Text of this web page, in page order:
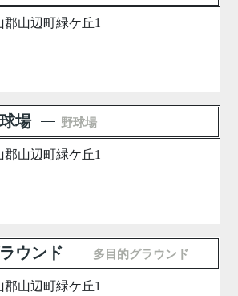
郡山辺町緑ケ丘1
場 野球場
郡山辺町緑ケ丘1
ウンド 多目的グラウンド
郡山辺町緑ケ丘1